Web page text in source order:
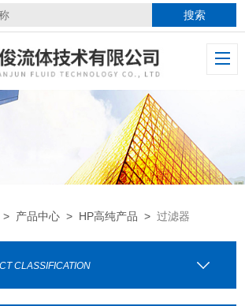
> 产品中心 > HP高纯产品 >过滤器
CLASSIFICATION